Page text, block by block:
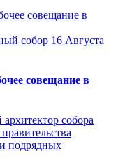
собор 16 Августа
совещание в
собора
подрядных